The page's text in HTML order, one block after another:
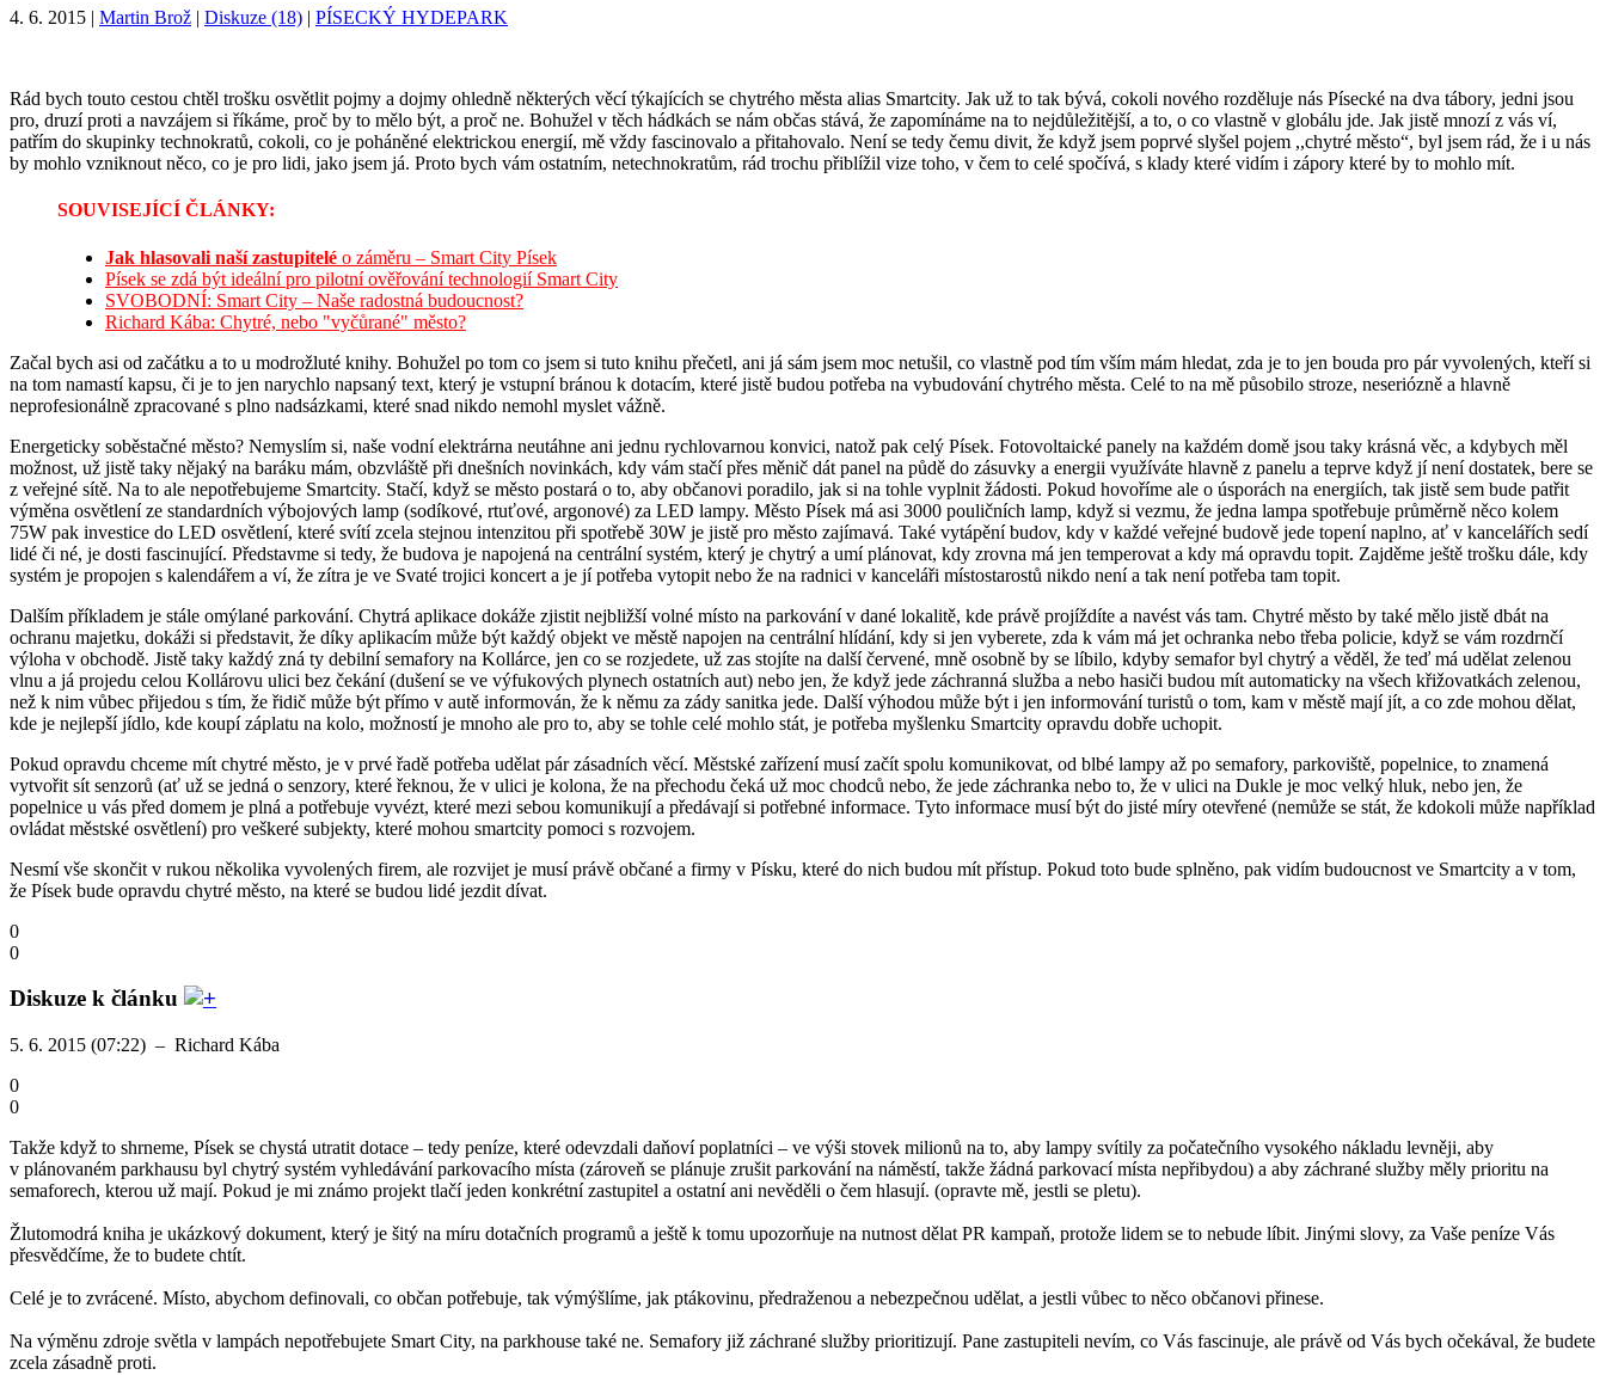
4. 6. 2015 | Martin Brož | Diskuze (18) | PÍSECKÝ HYDEPARK
Rád bych touto cestou chtěl trošku osvětlit pojmy a dojmy ohledně některých věcí týkajících se chytrého města alias Smartcity. Jak už to tak bývá, cokoli nového rozděluje nás Písecké na dva tábory, jedni jsou
pro, druzí proti a navzájem si říkáme, proč by to mělo být, a proč ne. Bohužel v těch hádkách se nám občas stává, že zapomínáme na to nejdůležitější, a to, o co vlastně v globálu jde. Jak jistě mnozí z vás ví,
patřím do skupinky technokratů, cokoli, co je poháněné elektrickou energií, mě vždy fascinovalo a přitahovalo. Není se tedy čemu divit, že když jsem poprvé slyšel pojem ,,chytré město“, byl jsem rád, že i u nás
by mohlo vzniknout něco, co je pro lidi, jako jsem já. Proto bych vám ostatním, netechnokratům, rád trochu přiblížil vize toho, v čem to celé spočívá, s klady které vidím i zápory které by to mohlo mít.
SOUVISEJÍCÍ ČLÁNKY:
Jak hlasovali naší zastupitelé o záměru – Smart City Písek
Písek se zdá být ideální pro pilotní ověřování technologií Smart City
SVOBODNÍ: Smart City – Naše radostná budoucnost?
Richard Kába: Chytré, nebo "vyčůrané" město?
Začal bych asi od začátku a to u modrožluté knihy. Bohužel po tom co jsem si tuto knihu přečetl, ani já sám jsem moc netušil, co vlastně pod tím vším mám hledat, zda je to jen bouda pro pár vyvolených, kteří si
na tom namastí kapsu, či je to jen narychlo napsaný text, který je vstupní bránou k dotacím, které jistě budou potřeba na vybudování chytrého města. Celé to na mě působilo stroze, neseriózně a hlavně
neprofesionálně zpracované s plno nadsázkami, které snad nikdo nemohl myslet vážně.
Energeticky soběstačné město? Nemyslím si, naše vodní elektrárna neutáhne ani jednu rychlovarnou konvici, natož pak celý Písek. Fotovoltaické panely na každém domě jsou taky krásná věc, a kdybych měl
možnost, už jistě taky nějaký na baráku mám, obzvláště při dnešních novinkách, kdy vám stačí přes měnič dát panel na půdě do zásuvky a energii využíváte hlavně z panelu a teprve když jí není dostatek, bere se
z veřejné sítě. Na to ale nepotřebujeme Smartcity. Stačí, když se město postará o to, aby občanovi poradilo, jak si na tohle vyplnit žádosti. Pokud hovoříme ale o úsporách na energiích, tak jistě sem bude patřit
výměna osvětlení ze standardních výbojových lamp (sodíkové, rtuťové, argonové) za LED lampy. Město Písek má asi 3000 pouličních lamp, když si vezmu, že jedna lampa spotřebuje průměrně něco kolem
75W pak investice do LED osvětlení, které svítí zcela stejnou intenzitou při spotřebě 30W je jistě pro město zajímavá. Také vytápění budov, kdy v každé veřejné budově jede topení naplno, ať v kancelářích sedí
lidé či né, je dosti fascinující. Představme si tedy, že budova je napojená na centrální systém, který je chytrý a umí plánovat, kdy zrovna má jen temperovat a kdy má opravdu topit. Zajděme ještě trošku dále, kdy
systém je propojen s kalendářem a ví, že zítra je ve Svaté trojici koncert a je jí potřeba vytopit nebo že na radnici v kanceláři místostarostů nikdo není a tak není potřeba tam topit.
Dalším příkladem je stále omýlané parkování. Chytrá aplikace dokáže zjistit nejbližší volné místo na parkování v dané lokalitě, kde právě projíždíte a navést vás tam. Chytré město by také mělo jistě dbát na
ochranu majetku, dokáži si představit, že díky aplikacím může být každý objekt ve městě napojen na centrální hlídání, kdy si jen vyberete, zda k vám má jet ochranka nebo třeba policie, když se vám rozdrnčí
výloha v obchodě. Jistě taky každý zná ty debilní semafory na Kollárce, jen co se rozjedete, už zas stojíte na další červené, mně osobně by se líbilo, kdyby semafor byl chytrý a věděl, že teď má udělat zelenou
vlnu a já projedu celou Kollárovu ulici bez čekání (dušení se ve výfukových plynech ostatních aut) nebo jen, že když jede záchranná služba a nebo hasiči budou mít automaticky na všech křižovatkách zelenou,
než k nim vůbec přijedou s tím, že řidič může být přímo v autě informován, že k němu za zády sanitka jede. Další výhodou může být i jen informování turistů o tom, kam v městě mají jít, a co zde mohou dělat,
kde je nejlepší jídlo, kde koupí záplatu na kolo, možností je mnoho ale pro to, aby se tohle celé mohlo stát, je potřeba myšlenku Smartcity opravdu dobře uchopit.
Pokud opravdu chceme mít chytré město, je v prvé řadě potřeba udělat pár zásadních věcí. Městské zařízení musí začít spolu komunikovat, od blbé lampy až po semafory, parkoviště, popelnice, to znamená
vytvořit sít senzorů (ať už se jedná o senzory, které řeknou, že v ulici je kolona, že na přechodu čeká už moc chodců nebo, že jede záchranka nebo to, že v ulici na Dukle je moc velký hluk, nebo jen, že
popelnice u vás před domem je plná a potřebuje vyvézt, které mezi sebou komunikují a předávají si potřebné informace. Tyto informace musí být do jisté míry otevřené (nemůže se stát, že kdokoli může například
ovládat městské osvětlení) pro veškeré subjekty, které mohou smartcity pomoci s rozvojem.
Nesmí vše skončit v rukou několika vyvolených firem, ale rozvijet je musí právě občané a firmy v Písku, které do nich budou mít přístup. Pokud toto bude splněno, pak vidím budoucnost ve Smartcity a v tom,
že Písek bude opravdu chytré město, na které se budou lidé jezdit dívat.
0
0
Diskuze k článku
5. 6. 2015 (07:22) – Richard Kába
0
0
Takže když to shrneme, Písek se chystá utratit dotace – tedy peníze, které odevzdali daňoví poplatníci – ve výši stovek milionů na to, aby lampy svítily za počatečního vysokého nákladu levněji, aby
v plánovaném parkhausu byl chytrý systém vyhledávání parkovacího místa (zároveň se plánuje zrušit parkování na náměstí, takže žádná parkovací místa nepřibydou) a aby záchrané služby měly prioritu na
semaforech, kterou už mají. Pokud je mi známo projekt tlačí jeden konkrétní zastupitel a ostatní ani nevěděli o čem hlasují. (opravte mě, jestli se pletu).
Žlutomodrá kniha je ukázkový dokument, který je šitý na míru dotačních programů a ještě k tomu upozorňuje na nutnost dělat PR kampaň, protože lidem se to nebude líbit. Jinými slovy, za Vaše peníze Vás
přesvědčíme, že to budete chtít.
Celé je to zvrácené. Místo, abychom definovali, co občan potřebuje, tak výmýšlíme, jak ptákovinu, předraženou a nebezpečnou udělat, a jestli vůbec to něco občanovi přinese.
Na výměnu zdroje světla v lampách nepotřebujete Smart City, na parkhouse také ne. Semafory již záchrané služby prioritizují. Pane zastupiteli nevím, co Vás fascinuje, ale právě od Vás bych očekával, že budete
zcela zásadně proti.